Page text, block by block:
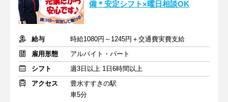
備＊安定シフト×曜日相談OK
給与
時給1080円～1245円＋交通費実費支給
雇用形態
アルバイト・パート
シフト
週3日以上 1日6時間以上
アクセス
豊水すすきの駅
車5分